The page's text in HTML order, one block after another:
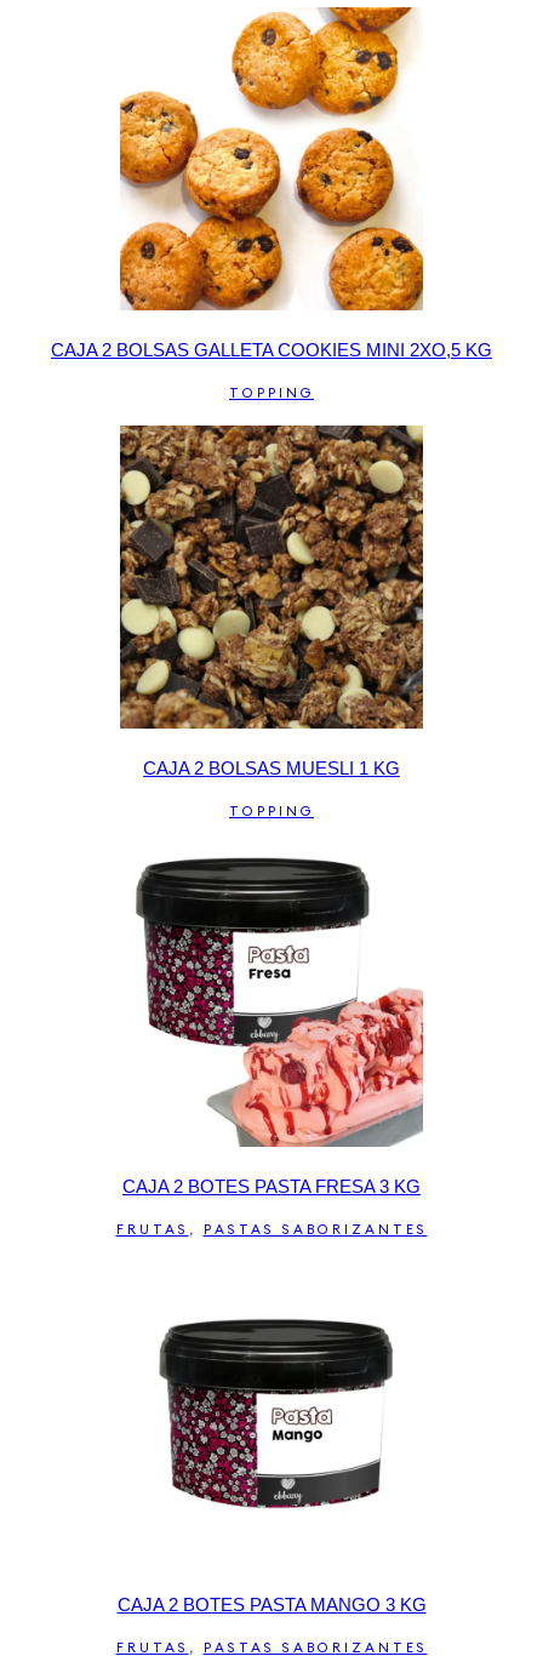
CAJA 2 BOLSAS GALLETA COOKIES MINI 2XO,5 KG
TOPPING
CAJA 2 BOLSAS MUESLI 1 KG
TOPPING
CAJA 2 BOTES PASTA FRESA 3 KG
FRUTAS , PASTAS SABORIZANTES
CAJA 2 BOTES PASTA MANGO 3 KG
FRUTAS , PASTAS SABORIZANTES